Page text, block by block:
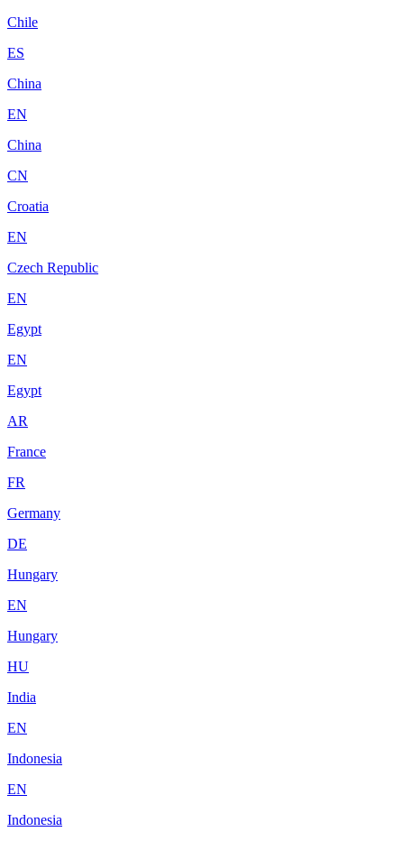
Chile
ES
China
EN
China
CN
Croatia
EN
Czech Republic
EN
Egypt
EN
Egypt
AR
France
FR
Germany
DE
Hungary
EN
Hungary
HU
India
EN
Indonesia
EN
Indonesia